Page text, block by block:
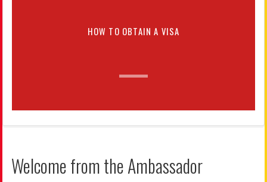
HOW TO OBTAIN A VISA
Welcome from the Ambassador